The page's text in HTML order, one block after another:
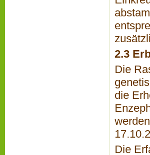
2.3
Die
die
Die